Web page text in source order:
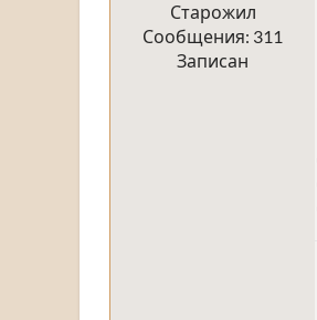
Старожил
Сообщения: 311
Записан